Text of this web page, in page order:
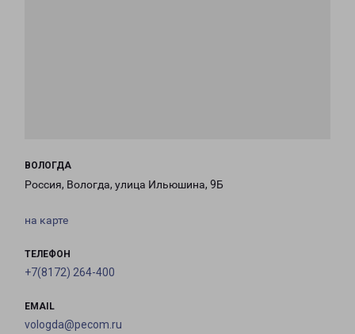
ВОЛОГДА
Россия, Вологда, улица Ильюшина, 9Б
на карте
ТЕЛЕФОН
+7(8172) 264-400
EMAIL
vologda@pecom.ru